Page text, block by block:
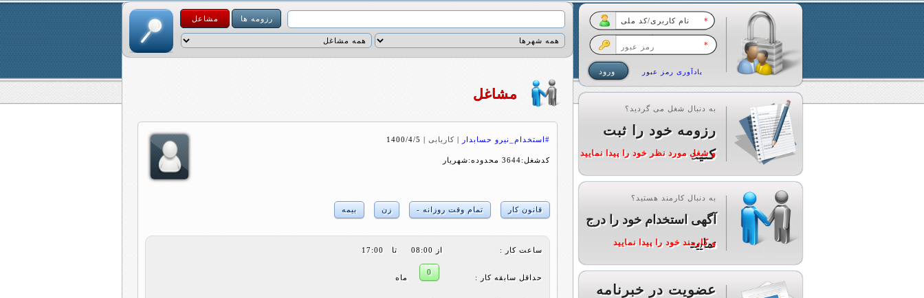
مشاعل رزومه ها
مشاغل
#استخدام_نیرو حسابدار | کاریابی|
1400/4/5
کدشغل:3644 محدوده:شهریار
قانون کار تمام وقت روزانه - زن بیمه
ساعت کار : از 08:00 تا 17:00
حداقل سابقه کار :
0
ماه
*
*
یادآوری رمز عبور
به دنبال شغل می گردید؟
رزومه خود را ثبت
کنید
و شغل مورد نظر خود را پیدا نمایید
به دنبال کارمند هستید؟
آگهی استخدام خود را درج
نمایید
و کارمند خود را پیدا نمایید
عضویت در خبرنامه